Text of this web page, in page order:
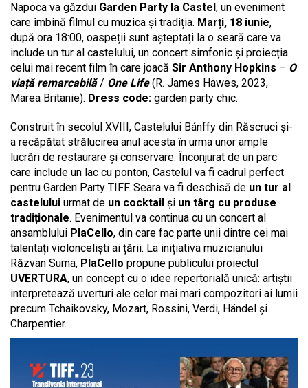
Napoca va găzdui Garden Party la Castel, un eveniment
care îmbină filmul cu muzica și tradiția. Marți, 18 iunie,
după ora 18:00, oaspeții sunt așteptați la o seară care va
include un tur al castelului, un concert simfonic și proiecția
celui mai recent film în care joacă Sir Anthony Hopkins – O
viață remarcabilă/ One Life(R. James Hawes, 2023,
Marea Britanie). Dress code: garden party chic.
Construit în secolul XVIII, Castelului Bánffy din Răscruci și-
a recăpătat strălucirea anul acesta în urma unor ample
lucrări de restaurare și conservare. Înconjurat de un parc
care include un lac cu ponton, Castelul va fi cadrul perfect
pentru Garden Party TIFF. Seara va fi deschisă de un tur al
castelului urmat de un cocktail și un târg cu produse
tradiționale. Evenimentul va continua cu un concert al
ansamblului PlaCello, din care fac parte unii dintre cei mai
talentați violonceliști ai țării. La inițiativa muzicianului
Răzvan Suma, PlaCello propune publicului proiectul
UVERTURA, un concept cu o idee repertorială unică: artiștii
interpretează uverturi ale celor mai mari compozitori ai lumii
precum Tchaikovsky, Mozart, Rossini, Verdi, Händel şi
Charpentier.